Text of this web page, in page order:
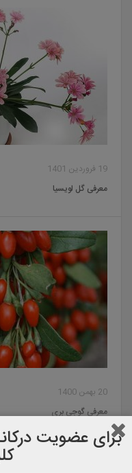
19 فروردین 1401
معرفی گل لویسیا
20 بهمن 1400
معرفی گوجی بری
برای عضویت